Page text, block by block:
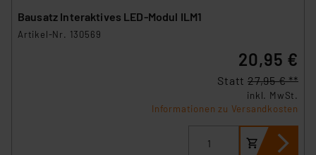
Bausatz Interaktives LED-Modul ILM1
Artikel-Nr. 130569
20,95 €
Statt 27,95 € **
inkl. MwSt.
Informationen zu Versandkosten